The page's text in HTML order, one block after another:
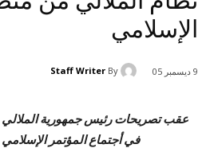
الإسلامي
9 ديسمبر 05 By
Staff Writer
عقب تصريحات رئيس جمهورية الملالي
في أجتماع المؤتمر الإسلامي